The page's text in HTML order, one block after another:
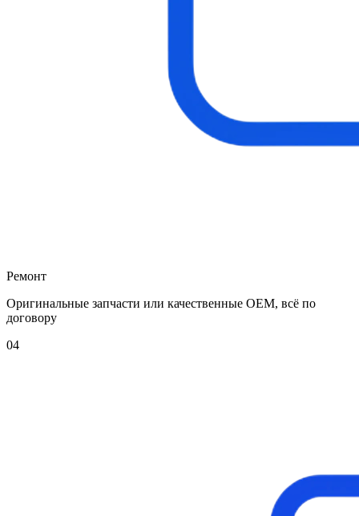
Ремонт
Оригинальные запчасти или качественные OEM, всё по
договору
04